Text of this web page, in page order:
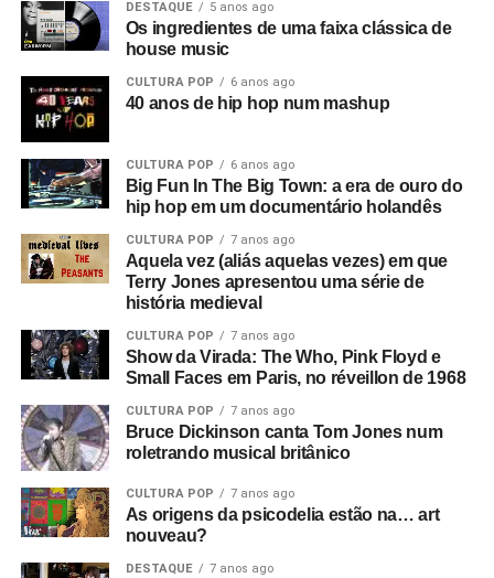
DESTAQUE 5 anos ago
Os ingredientes de uma faixa clássica de
house music
CULTURA POP 6 anos ago
40 anos de hip hop num mashup
CULTURA POP 6 anos ago
Big Fun In The Big Town: a era de ouro do
hip hop em um documentário holandês
CULTURA POP 7 anos ago
Aquela vez (aliás aquelas vezes) em que
Terry Jones apresentou uma série de
história medieval
CULTURA POP 7 anos ago
Show da Virada: The Who, Pink Floyd e
Small Faces em Paris, no réveillon de 1968
CULTURA POP 7 anos ago
Bruce Dickinson canta Tom Jones num
roletrando musical britânico
CULTURA POP 7 anos ago
As origens da psicodelia estão na… art
nouveau?
DESTAQUE 7 anos ago